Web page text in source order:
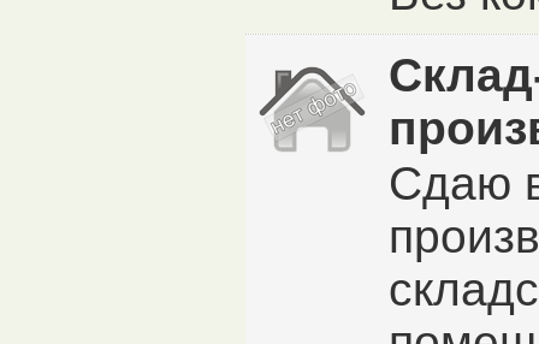
Сдаю